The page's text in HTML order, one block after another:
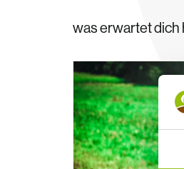
was erwartet dich